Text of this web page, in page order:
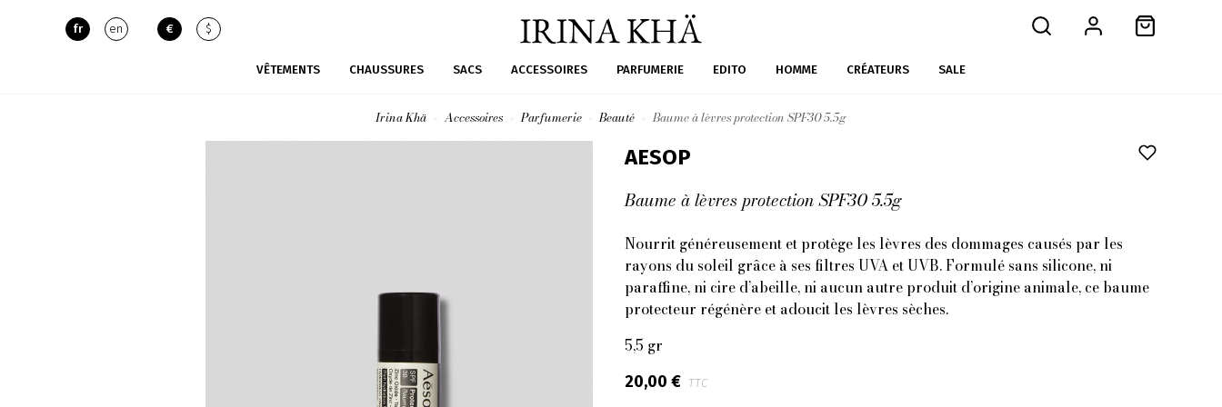
fr en € $
VÊTEMENTS CHAUSSURES SACS ACCESSOIRES PARFUMERIE EDITO HOMME CRÉATEURS SALE
Irina Khä Accessoires Parfumerie Beauté Baume à lèvres protection SPF30 5.5g
AESOP
Baume à lèvres protection SPF30 5.5g
Nourrit généreusement et protège les lèvres des dommages causés par les
rayons du soleil grâce à ses filtres UVA et UVB. Formulé sans silicone, ni
paraffine, ni cire d’abeille, ni aucun autre produit d’origine animale, ce baume
protecteur régénère et adoucit les lèvres sèches.
5,5 gr
20,00 € TTC